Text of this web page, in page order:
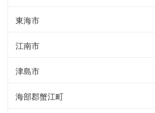
東海市
江南市
津島市
海部郡蟹江町